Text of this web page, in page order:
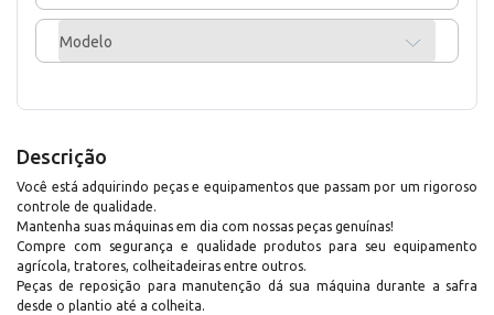
Modelo
Descrição
Você está adquirindo peças e equipamentos que passam por um rigoroso
controle de qualidade.
Mantenha suas máquinas em dia com nossas peças genuínas!
Compre com segurança e qualidade produtos para seu equipamento
agrícola, tratores, colheitadeiras entre outros.
Peças de reposição para manutenção dá sua máquina durante a safra
desde o plantio até a colheita.